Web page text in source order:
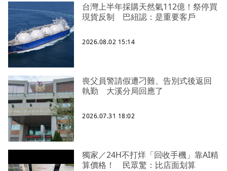
台灣上半年採購天然氣112億！祭停買
現貨反制 巴紐認：是重要客戶
2026.08.02 15:14
喪父員警請假遭刁難、告別式後返回
執勤 大溪分局回應了
2026.07.31 18:02
獨家／24H不打烊「回收手機」靠AI精
算價格！ 民眾驚：比店面划算